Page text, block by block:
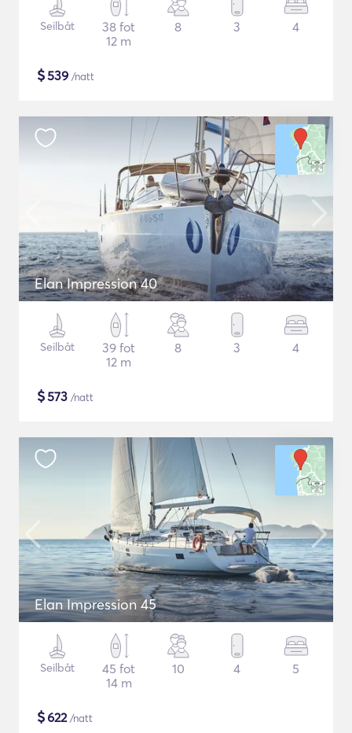
Seilbåt
38 fot
12 m
8 3 4
$539 /natt
Elan Impression 40
Seilbåt
39 fot
12 m
8 3 4
$573 /natt
Elan Impression 45
Seilbåt
45 fot
14 m
10 4 5
$622/natt